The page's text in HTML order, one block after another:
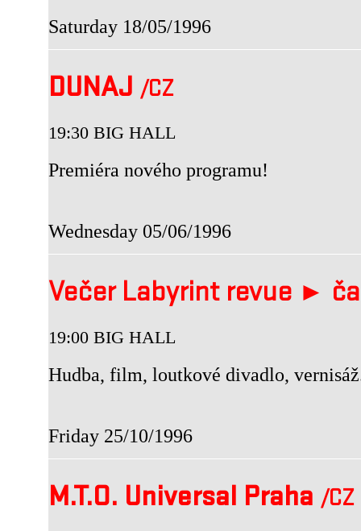
Saturday 18/05/1996
DUNAJ /CZ
19:30 BIG HALL
Premiéra nového programu!
Wednesday 05/06/1996
Večer Labyrint revue ►
19:00 BIG HALL
Hudba, film, loutkové divadlo,
Friday 25/10/1996
M.T.O. Universal Praha /CZ